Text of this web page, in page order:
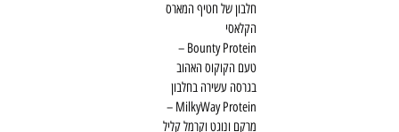
חלבון של חטיף המארס
הקלאסי
Bounty Protein –
טעם הקוקוס האהוב
בגרסה עשירה בחלבון
MilkyWay Protein –
מרקם ונוגט וקרמל קליל